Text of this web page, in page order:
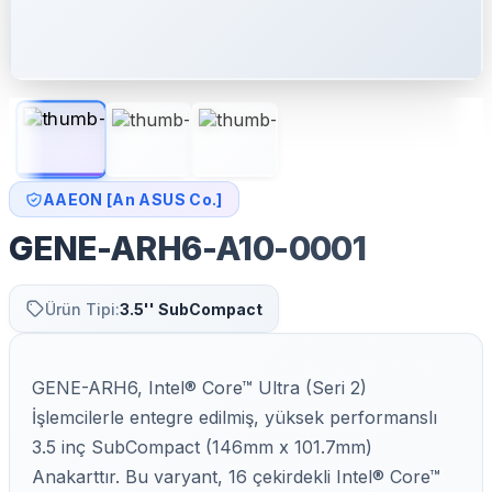
AAEON [An ASUS Co.]
GENE-ARH6-A10-0001
Ürün Tipi:3.5'' SubCompact
GENE-ARH6, Intel® Core™ Ultra (Seri 2)
İşlemcilerle entegre edilmiş, yüksek performanslı
3.5 inç SubCompact (146mm x 101.7mm)
Anakarttır. Bu varyant, 16 çekirdekli Intel® Core™